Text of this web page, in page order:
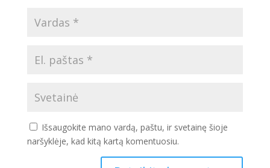
Išsaugokite mano vardą, paštu, ir svetainę šioje
naršyklėje, kad kitą kartą komentuosiu.